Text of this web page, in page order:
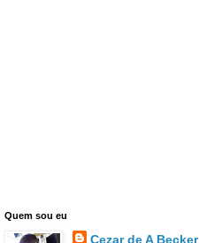
Quem sou eu
Cezar de A Becker